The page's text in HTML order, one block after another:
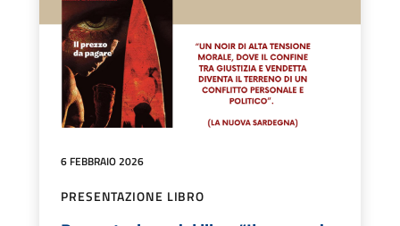
6 FEBBRAIO 2026
PRESENTAZIONE LIBRO